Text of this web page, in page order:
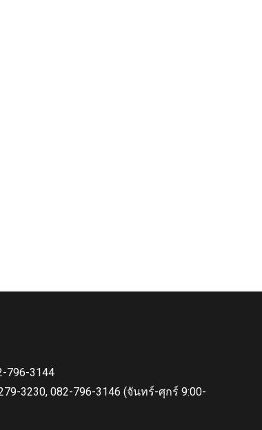
796-3144
3230, 082-796-3146 (จันทร์-ศุกร์ 9:00-